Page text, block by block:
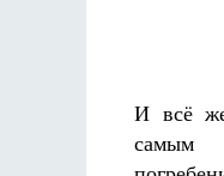
И всё
самым